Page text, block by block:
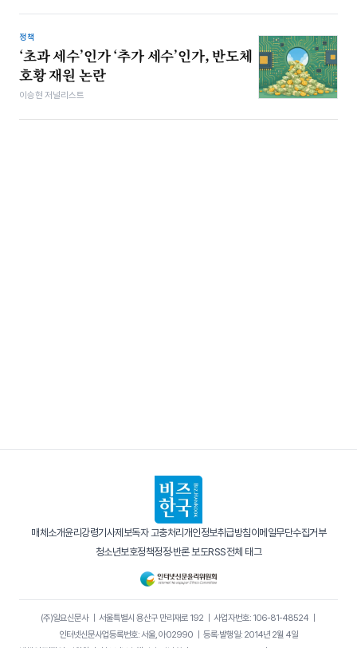
정책
‘초과 세수’인가 ‘추가 세수’인가, 반도체
호황 재원 논란
이승현 저널리스트
매체소개윤리강령기사제보독자 고충처리 개인정보취급방침이메일무단수집거부
청소년보호정책정정·반론 보도RSS전체 태그
(주)일요신문사｜ 서울특별시 용산구 만리재로 192｜ 사업자번호: 106-81-48524｜
인터넷신문사업등록번호: 서울, 아02990
등록·발행일: 2014년 2월 4일